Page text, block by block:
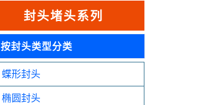
封头堵头系列
按封头类型分类
蝶形封头
椭圆封头